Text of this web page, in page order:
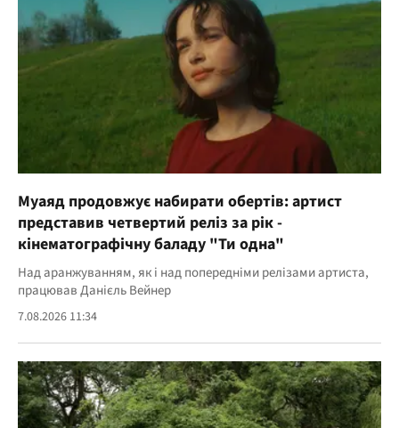
Муаяд продовжує набирати обертів: артист
представив четвертий реліз за рік -
кінематографічну баладу "Ти одна"
Над аранжуванням, як і над попередніми релізами артиста,
працював Данієль Вейнер
7.08.2026 11:34